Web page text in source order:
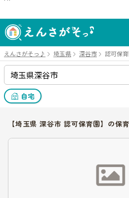
えんさがそっ♪ 埼玉県 深谷市 認可保
自宅
【埼玉県 深谷市 認可保育園】の保